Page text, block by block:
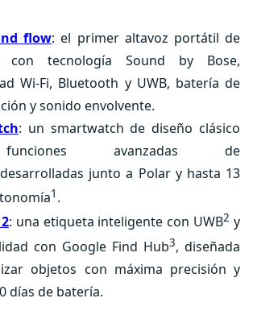
flow: el primer altavoz portátil de
con tecnología Sound by Bose,
Wi-Fi, Bluetooth y UWB, batería de
y sonido envolvente.
: un smartwatch de diseño clásico
avanzadas de
junto a Polar y hasta 13
1 .
: una etiqueta inteligente con UWB2 y
con Google Find Hub3, diseñada
objetos con máxima precisión y
días de batería.